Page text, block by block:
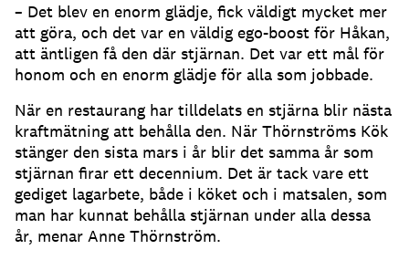
– Det blev en enorm glädje, fick väldigt mycket mer
att göra, och det var en väldig ego-boost för Håkan,
att äntligen få den där stjärnan. Det var ett mål för
honom och en enorm glädje för alla som jobbade.
När en restaurang har tilldelats en stjärna blir nästa
kraftmätning att behålla den. När Thörnströms Kök
stänger den sista mars i år blir det samma år som
stjärnan firar ett decennium. Det är tack vare ett
gediget lagarbete, både i köket och i matsalen, som
man har kunnat behålla stjärnan under alla dessa
år, menar Anne Thörnström.